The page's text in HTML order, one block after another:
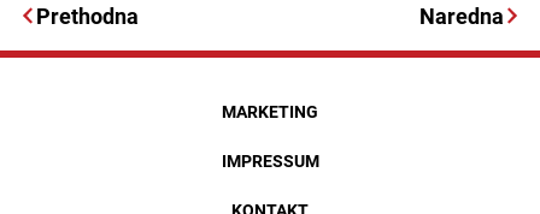
Prethodna Naredna
MARKETING
IMPRESSUM